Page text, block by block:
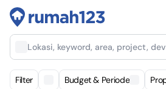
Lokasi, keyword, area, project,
Filter Budget & Periode